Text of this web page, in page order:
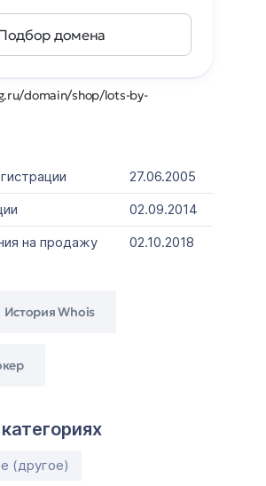
domain/shop/lots-by-
27.06.2005
02.09.2014
на продажу
02.10.2018
История Whois
(другое)
домена